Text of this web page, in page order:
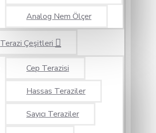
Analog Nem Ölçer
Terazi Çeşitleri
Cep Terazisi
Hassas Teraziler
Sayıcı Teraziler